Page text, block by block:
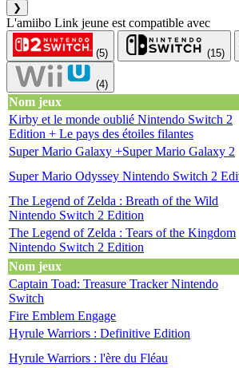
❯
L'amiibo Link jeune est compatible avec
(5) (15)
(4)
Nom jeux
Kirby et le monde oublié Nintendo Switch 2
Edition + Le pays des étoiles filantes
Super Mario Galaxy +Super Mario Galaxy 2
Super Mario Odyssey Nintendo Switch 2
The Legend of Zelda : Breath of the Wild
Nintendo Switch 2 Edition
The Legend of Zelda : Tears of the Kingdom
Nintendo Switch 2 Edition
Nom jeux
Captain Toad: Treasure Tracker Nintendo
Switch
Fire Emblem Engage
Hyrule Warriors : Definitive Edition
Hyrule Warriors : l'ère du Fléau